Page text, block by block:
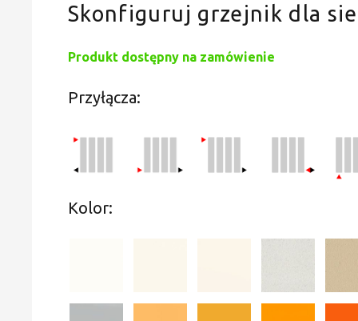
Skonfiguruj grzejnik dla
Produkt dostępny na zamówienie
Przyłącza:
Kolor: